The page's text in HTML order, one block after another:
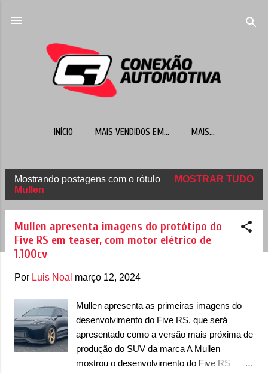
INÍCIO MAIS VENDIDOS EM... MAIS…
o
Mostrando postagens com o rótulo
Mullen
MOSTRAR TUDO
Mullen apresenta imagens do protótipo do
Five RS em teaser, com motor elétrico de
1.100cv
Por Luis Noal março 12, 2024
Mullen apresenta as primeiras imagens do
desenvolvimento do Five RS, que será
apresentado como a versão mais próxima de
produção do SUV da marca A Mullen
mostrou o desenvolvimento do Five RS